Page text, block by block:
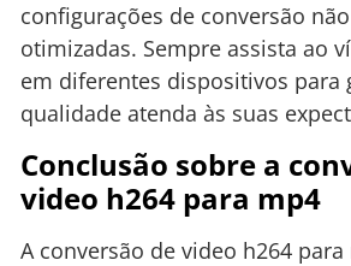
configurações de conversão
otimizadas. Sempre assista ao
em diferentes dispositivos para
qualidade atenda às suas
Conclusão sobre a
video h264 para mp4
A conversão de video h264